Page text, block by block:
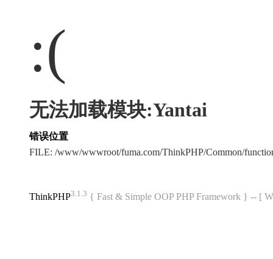
:(
无法加载模块:Yantai
错误位置
FILE: /www/wwwroot/fuma.com/ThinkPHP/Common/
ThinkPHP3.1.3 { Fast & Simple OOP PHP Framework } -- [